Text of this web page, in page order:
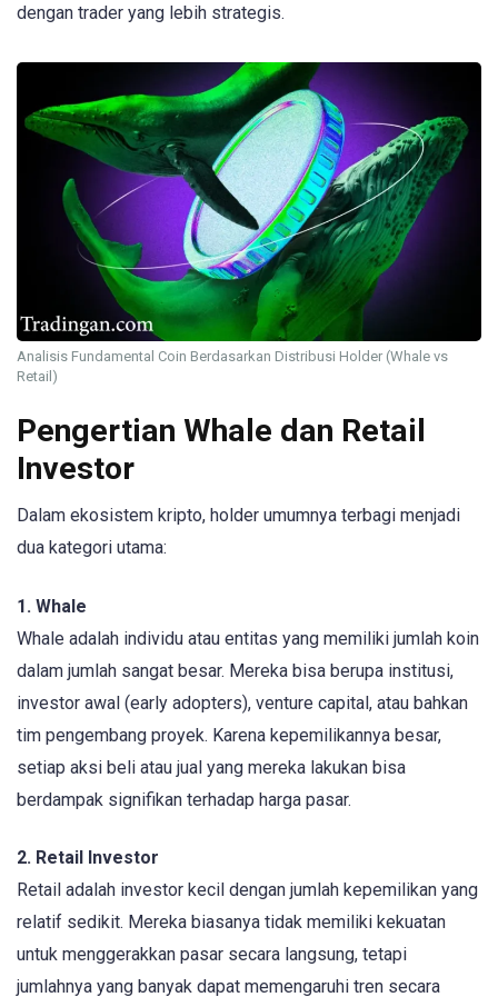
dengan trader yang lebih strategis.
Analisis Fundamental Coin Berdasarkan Distribusi Holder (Whale vs
Retail)
Pengertian Whale dan Retail
Investor
Dalam ekosistem kripto, holder umumnya terbagi menjadi
dua kategori utama:
1. Whale
Whale adalah individu atau entitas yang memiliki jumlah koin
dalam jumlah sangat besar. Mereka bisa berupa institusi,
investor awal (early adopters), venture capital, atau bahkan
tim pengembang proyek. Karena kepemilikannya besar,
setiap aksi beli atau jual yang mereka lakukan bisa
berdampak signifikan terhadap harga pasar.
2. Retail Investor
Retail adalah investor kecil dengan jumlah kepemilikan yang
relatif sedikit. Mereka biasanya tidak memiliki kekuatan
untuk menggerakkan pasar secara langsung, tetapi
jumlahnya yang banyak dapat memengaruhi tren secara